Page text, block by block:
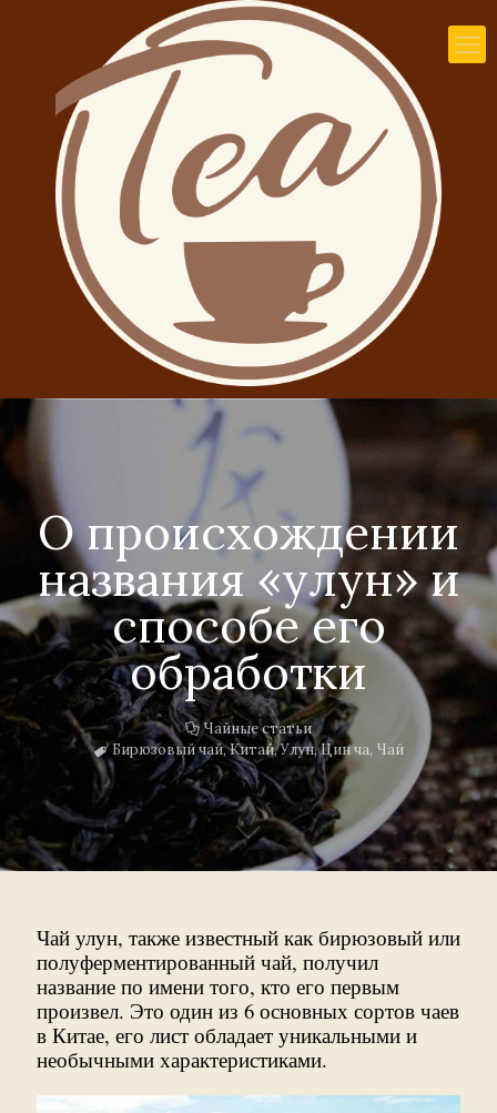
О происхождении
названия «улун» и
способе его
обработки
Чайные статьи
Бирюзовый чай,Китай,Улун,Цин ча, Чай
Чай улун, также известный как бирюзовый или
полуферментированный чай, получил
название по имени того, кто его первым
произвел. Это один из 6 основных сортов чаев
в Китае, его лист обладает уникальными и
необычными характеристиками.